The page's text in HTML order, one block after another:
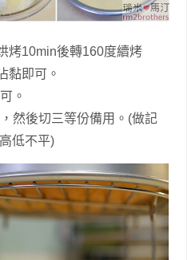
烤10min後轉160度續烤
黏即可。
。
然後切三等份備用。(做記
低不平)